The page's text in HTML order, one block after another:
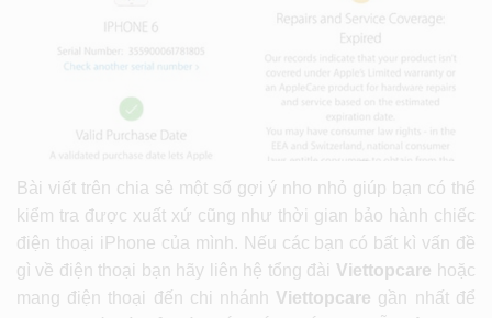
Bài viết trên chia sẻ một số gợi ý nho nhỏ giúp bạn có thể
kiểm tra được xuất xứ cũng như thời gian bảo hành chiếc
điện thoại iPhone của mình. Nếu các bạn có bất kì vấn đề
gì về điện thoại bạn hãy liên hệ tổng đài Viettopcare hoặc
mang điện thoại đến chi nhánh Viettopcare gần nhất để